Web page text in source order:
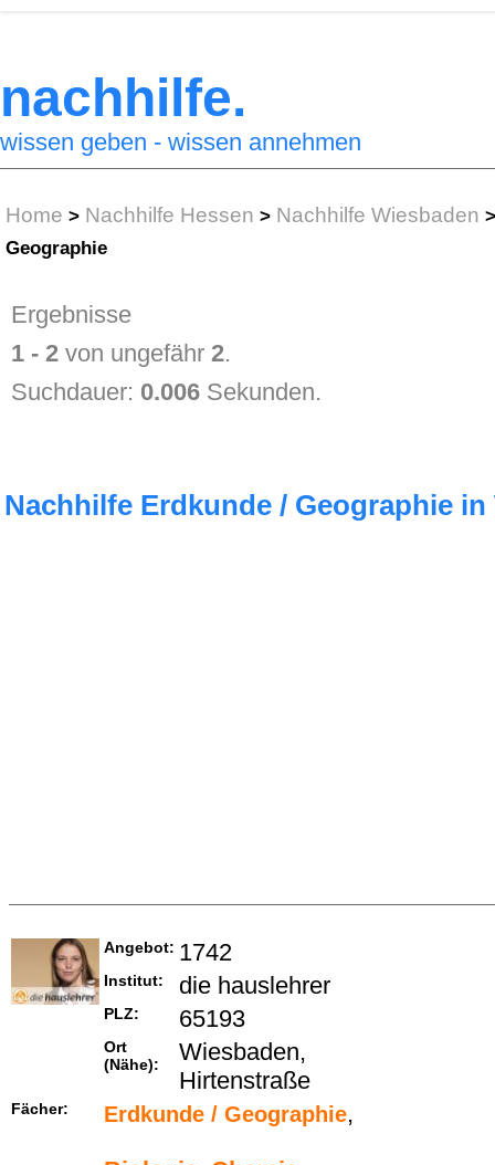
nachhilfe.
wissen geben - wissen annehmen
Home > Nachhilfe Hessen > Nachhilfe Wiesbaden >
Geographie
Ergebnisse
1 - 2 von ungefähr2.
Suchdauer: 0.006 Sekunden.
Nachhilfe Erdkunde / Geographie in
Angebot: 1742
Institut: die hauslehrer
PLZ: 65193
Ort
(Nähe):
Wiesbaden,
Hirtenstraße
Fächer: Erdkunde / Geographie,